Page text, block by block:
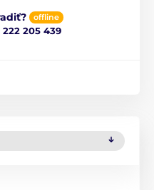
offline
222 205 439